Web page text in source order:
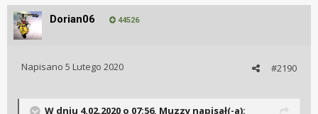
Dorian06 44526
#2190
Napisano 5 Lutego 2020
W dniu 4.02.2020 o 07:56, Muzzy napisał(-a):